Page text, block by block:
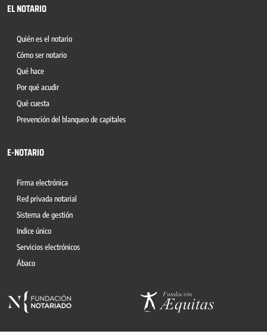
EL NOTARIO
Quién es el notario
Cómo ser notario
Qué hace
Por qué acudir
Qué cuesta
Prevención del blanqueo de capitales
E-NOTARIO
Firma electrónica
Red privada notarial
Sistema de gestión
Indice único
Servicios electrónicos
Ábaco